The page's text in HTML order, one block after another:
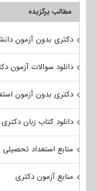
مطالب برگزیده
دکتری بدون آزمون
دانلود سوالات آزمون
دکتری بدون آزمون
دانلود کتاب زبان دکتری
منابع استعداد تحصیلی
منابع آزمون دکتری